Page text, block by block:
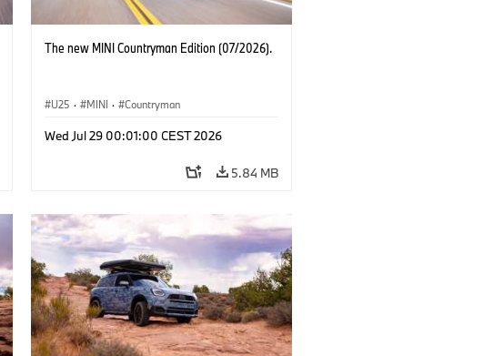
The new MINI Countryman Edition (07/2026).
U25 · MINI · Countryman
Wed Jul 29 00:01:00 CEST 2026
5.84 MB